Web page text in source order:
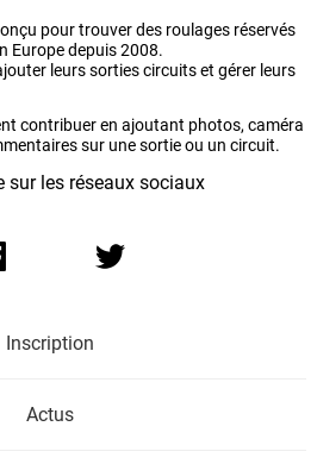
pour trouver des roulages réservés
Europe depuis 2008.
leurs sorties circuits et gérer leurs
contribuer en ajoutant photos, caméra
sur une sortie ou un circuit.
sur les réseaux sociaux
Inscription
Actus